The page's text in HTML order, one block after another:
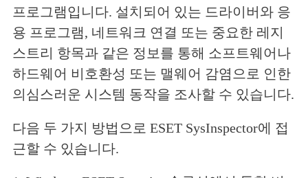
프로그램입니다. 설치되어 있는 드라이버와 응
용 프로그램, 네트워크 연결 또는 중요한 레지
스트리 항목과 같은 정보를 통해 소프트웨어나
하드웨어 비호환성 또는 맬웨어 감염으로 인한
의심스러운 시스템 동작을 조사할 수 있습니다.
다음 두 가지 방법으로 ESET SysInspector에 접
근할 수 있습니다.